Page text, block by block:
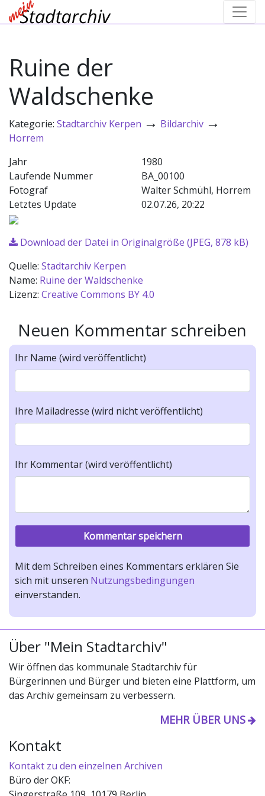
Ruine der
Waldschenke
Kategorie: Stadtarchiv Kerpen → Bildarchiv →
Horrem
Jahr
1980
Laufende Nummer
BA_00100
Fotograf
Walter Schmühl, Horrem
Letztes Update
02.07.26, 20:22
Download der Datei in Originalgröße (JPEG, 878 kB)
Quelle: Stadtarchiv Kerpen
Name: Ruine der Waldschenke
Lizenz: Creative Commons BY 4.0
Neuen Kommentar schreiben
Ihr Name (wird veröffentlicht)
Ihre Mailadresse (wird nicht veröffentlicht)
Ihr Kommentar (wird veröffentlicht)
Mit dem Schreiben eines Kommentars erklären Sie
sich mit unseren Nutzungsbedingungen
einverstanden.
Über "Mein Stadtarchiv"
Wir öffnen das kommunale Stadtarchiv für
Bürgerinnen und Bürger und bieten eine Plattform, um
das Archiv gemeinsam zu verbessern.
MEHR ÜBER UNS
Kontakt
Kontakt zu den einzelnen Archiven
Büro der OKF: